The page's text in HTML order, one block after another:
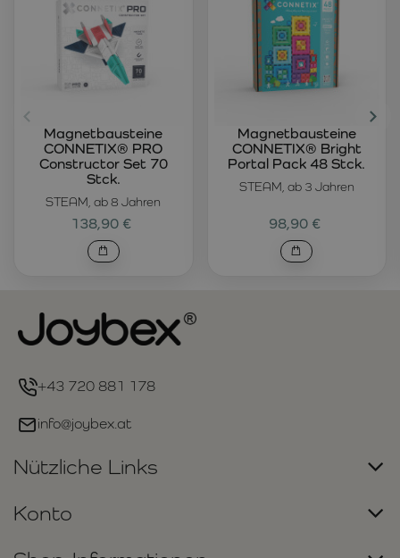
STEAM, ab 8 Jahren
Magnetbausteine
CONNETIX® PRO
Constructor Set 70
Stck.
138,90 €
STEAM, ab 3 Jahren
Magnetbausteine
CONNETIX® Bright
Portal Pack 48 Stck.
98,90 €
+43 720 881 178
info@joybex.at
Nützliche Links
Konto